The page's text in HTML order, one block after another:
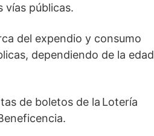
vías públicas.
del expendio y consumo
dependiendo de la edad
de boletos de la Lotería